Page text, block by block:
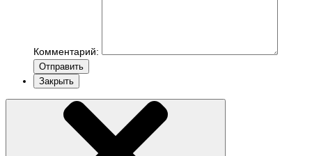
Комментарий:
Отправить
Закрыть